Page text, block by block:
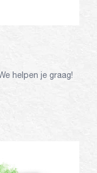
helpen je graag!